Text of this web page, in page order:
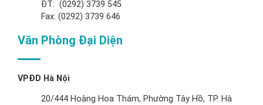
ĐT: (0292) 3739 545
Fax: (0292) 3739 646
Văn Phòng Đại Diện
VPĐD Hà Nội
20/444 Hoàng Hoa Thám, Phường Tây Hồ, TP. Hà